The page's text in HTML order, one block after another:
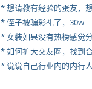
* 侄子被骗彩礼了，30w
* 女装如果没有热榜感觉
* 如何扩大交友圈，找到
* 说说自己行业内的内行